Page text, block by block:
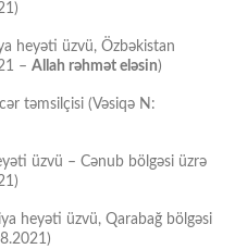
heyəti üzvü, Özbəkistan
– Allah rəhmət eləsin)
təmsilçisi (Vəsiqə N:
üzvü – Cənub bölgəsi üzrə
heyəti üzvü, Qarabağ bölgəsi